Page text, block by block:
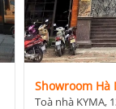
Showroom Hà
Toà nhà KYMA,